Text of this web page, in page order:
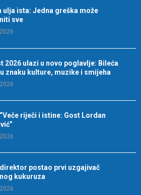
ulja ista: Jedna greška može
sve
2026 ulazi u novo poglavlje: Bileća
znaku kulture, muzike i smijeha
riječi i istine: Gost Lordan
direktor postao prvi uzgajivač
kukuruza